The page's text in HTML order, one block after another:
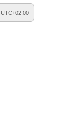
UTC+02:00